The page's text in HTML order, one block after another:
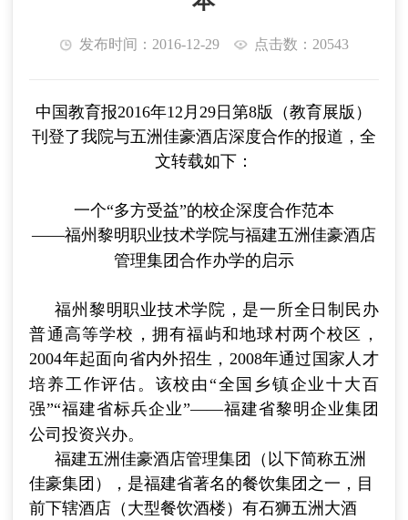
发布时间：2016-12-29 点击数：20543
中国教育报2016年12月29日第8版（教育展版）
刊登了我院与五洲佳豪酒店深度合作的报道 ，全
文转载如下：
一个“多方受益”的校企深度合作范本
——福州黎明职业技术学院与福建五洲佳豪酒店
管理集团合作办学的启示
福州黎明职业技术学院，是一所全日制民办
普通高等学校，拥有福屿和地球村两个校区，
2004年起面向省内外招生， 2008年通过国家人才
培养工作评估。该校由“全国乡镇企业十大百
强”“福建省标兵企业”——福建省黎明企业集团
公司投资兴办。
福建五洲佳豪酒店管理集团（以下简称五洲
佳豪集团），是福建省著名的餐饮集团之一，目
前下辖酒店（大型餐饮酒楼）有石狮五洲大酒